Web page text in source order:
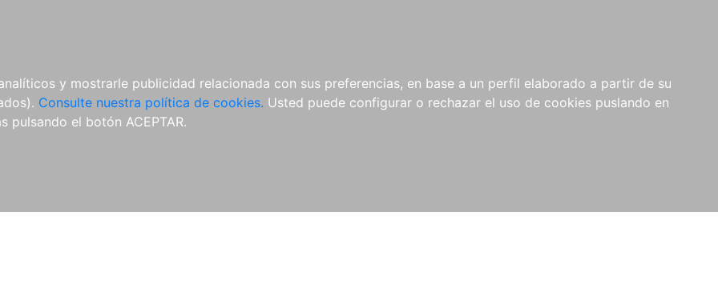
y mostrarle publicidad relacionada con sus preferencias, en base a un perfil elaborado a partir de su
Consulte nuestra política de cookies. Usted puede configurar o rechazar el uso de cookies puslando en
pulsando el botón ACEPTAR.